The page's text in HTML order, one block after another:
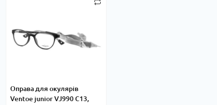
Оправа для окулярів
Ventoe junior VJ990 C13,